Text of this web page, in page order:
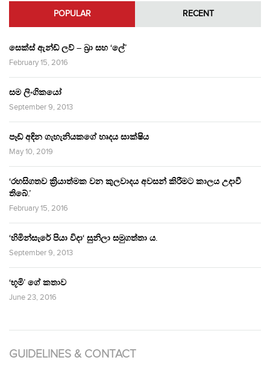
POPULAR RECENT
සෙක්ස් ඇන්ඩ් ලව් – බ්‍රා සහ ‘ලේ’
February 15, 2016
සම ලිංගිකයෝ
September 9, 2013
පෑඩ් අඳින ගැහැනියකගේ හෘදය සාක්ෂිය
May 10, 2019
‘රහසිගතව ක්‍රියාත්මක වන කුලවාදය අවසන් කිරීමට කාලය උදාවී
තිබේ.’
February 15, 2016
‘හිමින්සැරේ පියා විදා‘ සුනිලා සමුගත්තා ය.
September 9, 2013
‘භූමි’ ගේ කතාව
June 23, 2016
GUIDELINES & CONTACT